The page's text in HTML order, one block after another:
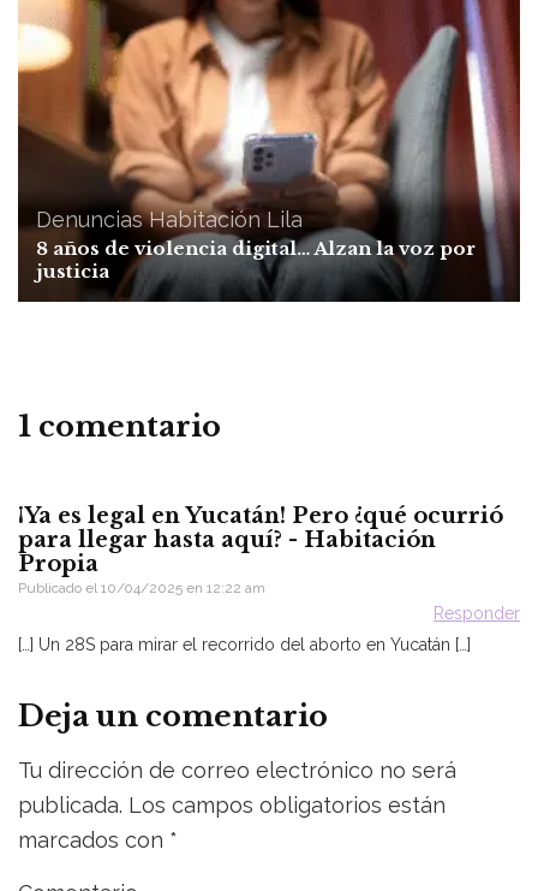
Denuncias Habitación Lila
8 años de violencia digital… Alzan la voz por
justicia
1 comentario
¡Ya es legal en Yucatán! Pero ¿qué ocurrió
para llegar hasta aquí? - Habitación
Propia
Publicado el10/04/2025 en 12:22 am
Responder
[…] Un 28S para mirar el recorrido del aborto en Yucatán […]
Deja un comentario
Tu dirección de correo electrónico no será
publicada. Los campos obligatorios están
marcados con *